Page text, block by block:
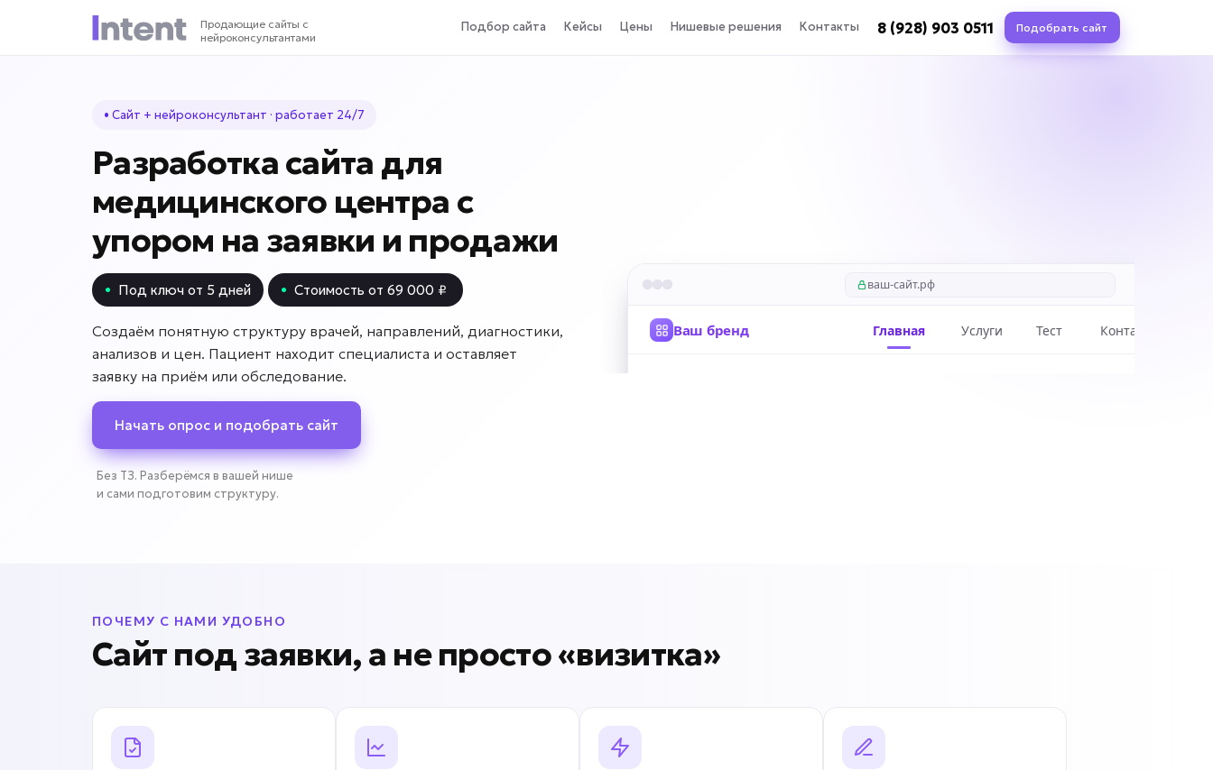
Продающие сайты с
нейроконсультантами
Подбор сайта Кейсы Цены Нишевые решения Контакты 8 (928) 903 0511 Подобрать сайт
• Сайт + нейроконсультант · работает 24/7
Разработка сайта для
медицинского центра с
упором на заявки и продажи
• Под ключ от 5 дней • Стоимость от 69 000 ₽
Создаём понятную структуру врачей, направлений, диагностики,
анализов и цен. Пациент находит специалиста и оставляет
заявку на приём или обследование.
Начать опрос и подобрать сайт
Без ТЗ. Разберёмся в вашей нише
и сами подготовим структуру.
ПОЧЕМУ С НАМИ УДОБНО
Сайт под заявки, а не просто «визитка»